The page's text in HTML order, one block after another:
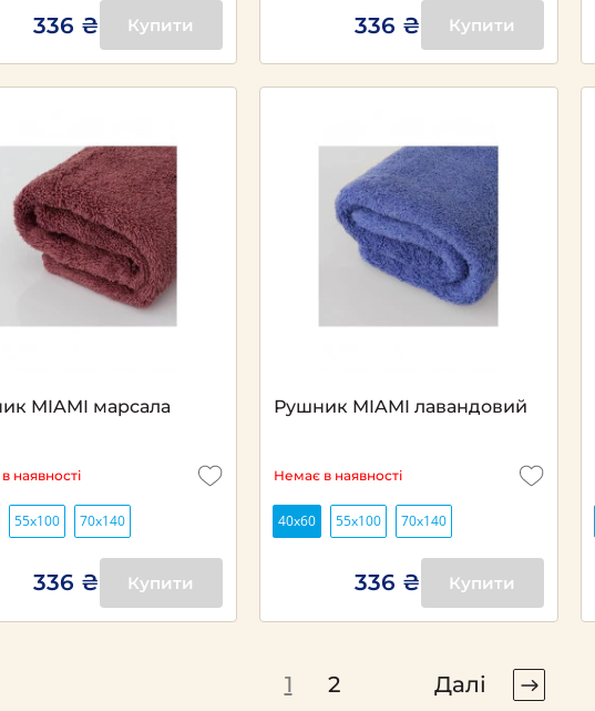
336 ₴ Купити 336 ₴ Купити
MIAMI марсала
наявності
55x100 70x140
336 ₴ Купити
Рушник MIAMI лавандовий
Немає в наявності
40х60 55x100 70x140
336 ₴ Купити
1 2 Далі